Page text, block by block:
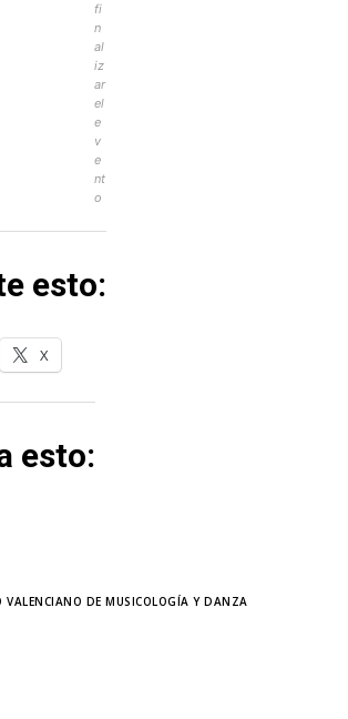
fi
n
al
iz
ar
el
e
v
e
nt
o
esto:
X
esto:
DE MUSICOLOGÍA Y DANZA